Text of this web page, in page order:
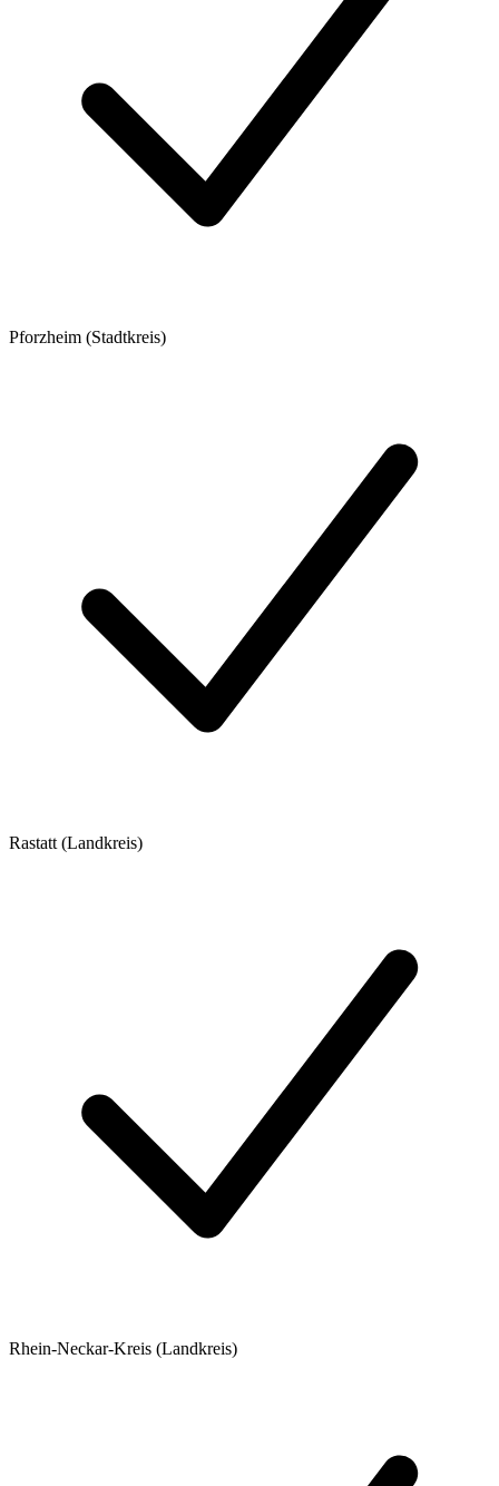
Pforzheim (Stadtkreis)
Rastatt (Landkreis)
Rhein-Neckar-Kreis (Landkreis)